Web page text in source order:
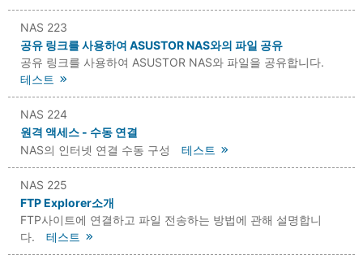
NAS 223
공유 링크를 사용하여 ASUSTOR NAS와의 파일 공유
공유 링크를 사용하여 ASUSTOR NAS와 파일을 공유합니다.
테스트
NAS 224
원격 액세스 - 수동 연결
NAS의 인터넷 연결 수동 구성
테스트
NAS 225
FTP Explorer소개
FTP사이트에 연결하고 파일 전송하는 방법에 관해 설명합니
다.
테스트